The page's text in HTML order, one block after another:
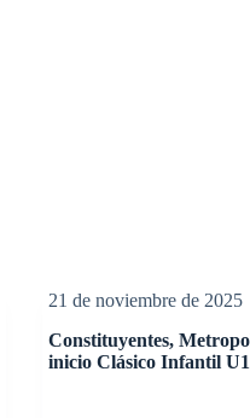
21 de noviembre de 2025
Constituyentes,
inicio Clásico Infantil